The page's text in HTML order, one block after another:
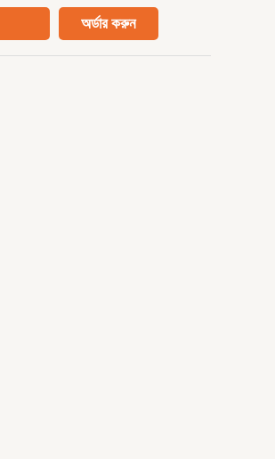
অর্ডার করুন